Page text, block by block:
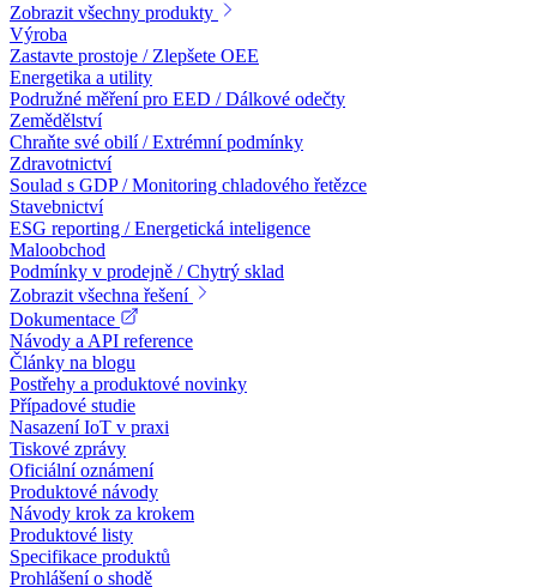
Zobrazit všechny produkty
Výroba
Zastavte prostoje / Zlepšete OEE
Energetika a utility
Podružné měření pro EED / Dálkové odečty
Zemědělství
Chraňte své obilí / Extrémní podmínky
Zdravotnictví
Soulad s GDP / Monitoring chladového řetězce
Stavebnictví
ESG reporting / Energetická inteligence
Maloobchod
Podmínky v prodejně / Chytrý sklad
Zobrazit všechna řešení
Dokumentace
Návody a API reference
Články na blogu
Postřehy a produktové novinky
Případové studie
Nasazení IoT v praxi
Tiskové zprávy
Oficiální oznámení
Produktové návody
Návody krok za krokem
Produktové listy
Specifikace produktů
Prohlášení o shodě